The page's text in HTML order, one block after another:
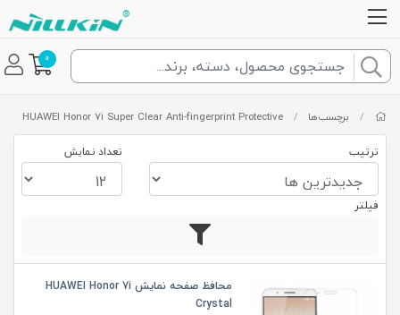
0
/ برچسب‌ها /
HUAWEI Honor 7i Super Clear Anti-fingerprint Protective
ترتیب تعداد نمایش
فیلتر
محافظ صفحه نمایش HUAWEI Honor 7i
Crystal